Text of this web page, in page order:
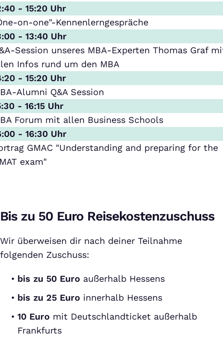
- 15:20 Uhr
on-one"-Kennenlerngespräche
- 13:40 Uhr
Session unseres MBA-Experten Thomas Graf
Infos rund um den MBA
- 15:20 Uhr
Alumni Q&A Session
- 16:15 Uhr
Forum mit allen Business Schools
- 16:30 Uhr
GMAC "Understanding and preparing for the
exam"
Bis zu 50 Euro Reisekostenzuschuss
Wir überweisen dir nach deiner Teilnahme
folgenden Zuschuss:
bis zu 50 Euro außerhalb Hessens
bis zu 25 Euro innerhalb Hessens
10 Euro mit Deutschlandticket außerhalb
Frankfurts